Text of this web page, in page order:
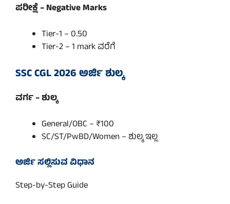
ಪರೀಕ್ಷೆ – Negative Marks
Tier-1 – 0.50
Tier-2 – 1 mark ವರೆಗೆ
SSC CGL 2026 ಅರ್ಜಿ ಶುಲ್ಕ
ವರ್ಗ – ಶುಲ್ಕ
General/OBC – ₹100
SC/ST/PwBD/Women – ಶುಲ್ಕ ಇಲ್ಲ
ಅರ್ಜಿ ಸಲ್ಲಿಸುವ ವಿಧಾನ
Step-by-Step Guide